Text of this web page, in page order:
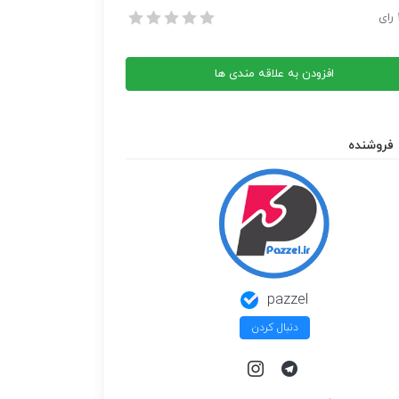
بوردا سال 2006 ماه 06 1 رای
افزودن به علاقه مندی ها
فروشنده
pazzel
دنبال کردن